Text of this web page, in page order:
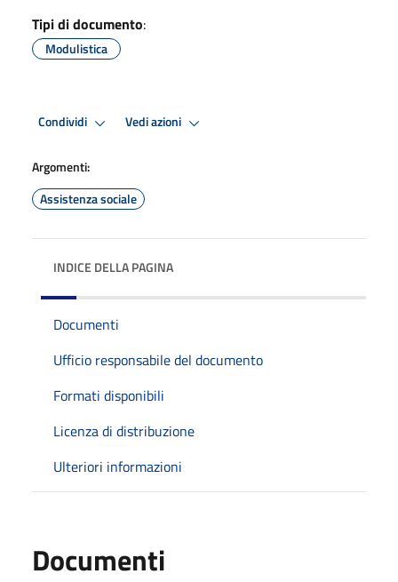
Tipi di documento:
Modulistica
Condividi Vedi azioni
Argomenti:
Assistenza sociale
INDICE DELLA PAGINA
Documenti
Ufficio responsabile del documento
Formati disponibili
Licenza di distribuzione
Ulteriori informazioni
Documenti